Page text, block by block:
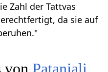
Zahl der Tattvas
da sie auf